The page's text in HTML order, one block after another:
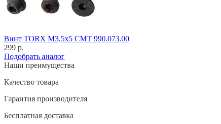
Винт TORX M3,5x5 CMT 990.073.00
299 р.
Подобрать аналог
Наши преимущества
Качество товара
Гарантия производителя
Бесплатная доставка